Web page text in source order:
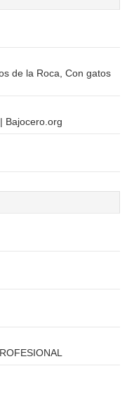
de la Roca, Con gatos
Bajocero.org